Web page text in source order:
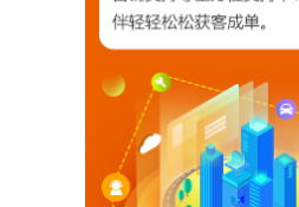
【相关文章推荐】